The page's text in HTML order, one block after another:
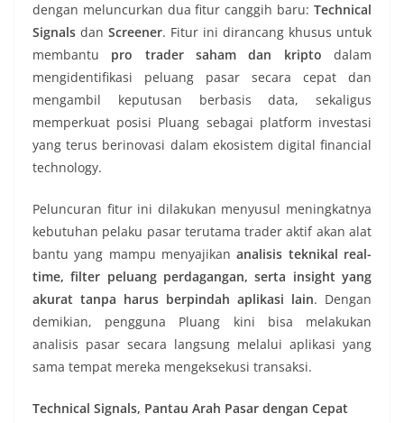
dengan meluncurkan dua fitur canggih baru: Technical
Signals dan Screener. Fitur ini dirancang khusus untuk
membantu pro trader saham dan kripto dalam
mengidentifikasi peluang pasar secara cepat dan
mengambil keputusan berbasis data, sekaligus
memperkuat posisi Pluang sebagai platform investasi
yang terus berinovasi dalam ekosistem digital financial
technology.
Peluncuran fitur ini dilakukan menyusul meningkatnya
kebutuhan pelaku pasar terutama trader aktif akan alat
bantu yang mampu menyajikananalisis teknikal real-
time, filter peluang perdagangan, serta insight yang
akurat tanpa harus berpindah aplikasi lain. Dengan
demikian, pengguna Pluang kini bisa melakukan
analisis pasar secara langsung melalui aplikasi yang
sama tempat mereka mengeksekusi transaksi.
Technical Signals, Pantau Arah Pasar dengan Cepat